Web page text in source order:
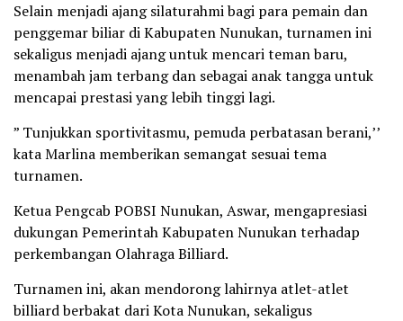
Selain menjadi ajang silaturahmi bagi para pemain dan
penggemar biliar di Kabupaten Nunukan, turnamen ini
sekaligus menjadi ajang untuk mencari teman baru,
menambah jam terbang dan sebagai anak tangga untuk
mencapai prestasi yang lebih tinggi lagi.
” Tunjukkan sportivitasmu, pemuda perbatasan berani,’’
kata Marlina memberikan semangat sesuai tema
turnamen.
Ketua Pengcab POBSI Nunukan, Aswar, mengapresiasi
dukungan Pemerintah Kabupaten Nunukan terhadap
perkembangan Olahraga Billiard.
Turnamen ini, akan mendorong lahirnya atlet-atlet
billiard berbakat dari Kota Nunukan, sekaligus